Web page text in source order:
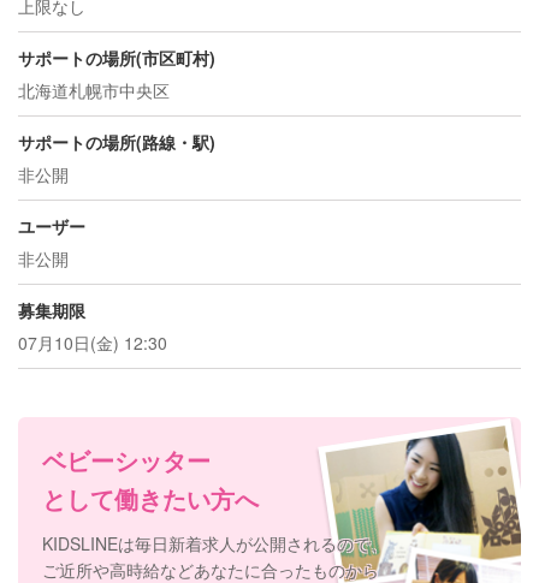
上限なし
サポートの場所(市区町村)
北海道札幌市中央区
サポートの場所(路線・駅)
非公開
ユーザー
非公開
募集期限
07月10日(金) 12:30
ベビーシッター
として働きたい方へ
KIDSLINEは毎日新着求人が公開されるので、
ご近所や高時給などあなたに合ったものから